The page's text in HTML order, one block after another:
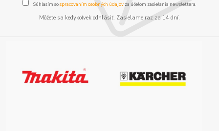
Súhlasím sospracovaním osobných údajov za účelom zasielania newslettera.
Môžete sa kedykoľvek odhlásiť. Zasielame raz za 14 dní.